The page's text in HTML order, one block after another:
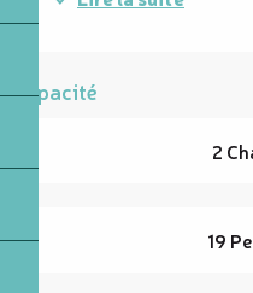
Capacité
2
19